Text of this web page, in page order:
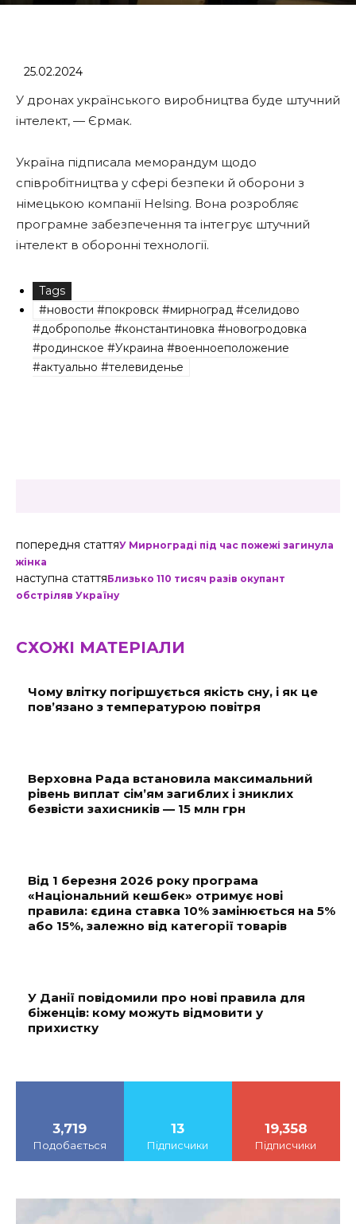
25.02.2024
У дронах українського виробництва буде штучний
інтелект, — Єрмак.
Україна підписала меморандум щодо
співробітництва у сфері безпеки й оборони з
німецькою компанії Helsing. Вона розробляє
програмне забезпечення та інтегрує штучний
інтелект в оборонні технології.
Tags
#новости #покровск #мирноград #селидово
#доброполье #константиновка #новогродовка
#родинское #Украина #военноеположение
#актуально #телевиденье
попередня статтяУ Мирнограді під час пожежі загинула
жінка
наступна статтяБлизько 110 тисяч разів окупант
обстріляв Україну
СХОЖІ МАТЕРІАЛИ
Чому влітку погіршується якість сну, і як це
пов’язано з температурою повітря
Верховна Рада встановила максимальний
рівень виплат сім’ям загиблих і зниклих
безвісти захисників — 15 млн грн
Від 1 березня 2026 року програма
«Національний кешбек» отримує нові
правила: єдина ставка 10% замінюється на 5%
або 15%, залежно від категорії товарів
У Данії повідомили про нові правила для
біженців: кому можуть відмовити у
прихистку
3,719
Подобається
13
Підписчики
19,358
Підписчики